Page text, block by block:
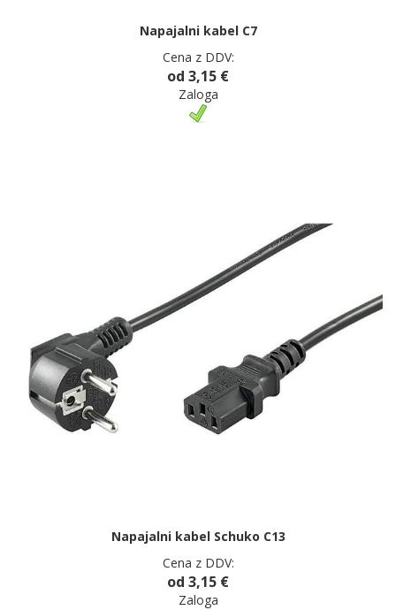
Napajalni kabel C7
Cena z DDV:
od 3,15 €
Zaloga
Napajalni kabel Schuko C13
Cena z DDV:
od 3,15 €
Zaloga